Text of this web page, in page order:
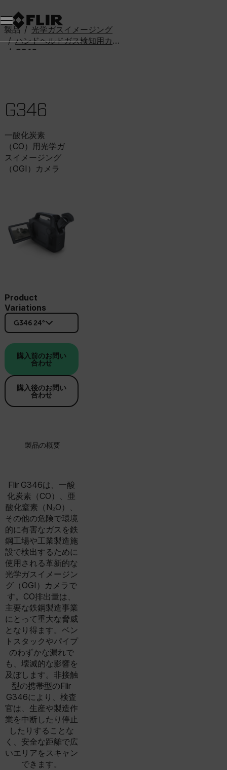
製品
光学ガスイメージング
ハンドヘルドガス検知用カメラ
G346
G346
一酸化炭素
（CO）用光学ガ
スイメージング
（OGI）カメラ
Product
Variations
G346 24°
購入前のお問い
合わせ
購入後のお問い
合わせ
製品の概要
Flir G346は、一酸
化炭素（CO）、亜
酸化窒素（N₂O）、
その他の危険で環境
的に有害なガスを鉄
鋼工場や工業製造施
設で検出するために
使用される革新的な
光学ガスイメージン
グ（OGI）カメラで
す。CO排出量は、
主要な鉄鋼製造事業
にとって重大な脅威
となり得ます。ベン
トスタックやパイプ
のわずかな漏れで
も、壊滅的な影響を
及ぼします。非接触
型の携帯型のFlir
G346により、検査
官は、生産や製造作
業を中断したり停止
したりすることな
く、安全な距離で広
いエリアをスキャン
できます。